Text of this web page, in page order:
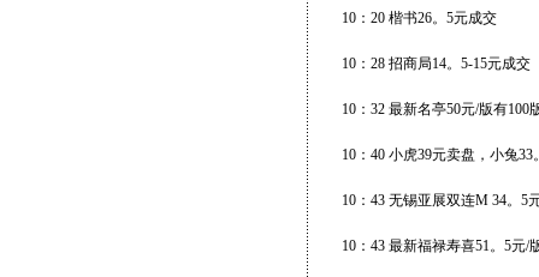
10：20 楷书26。5元成交
10：28 招商局14。5-15元成交
10：32 最新名亭50元/版有100
10：40 小虎39元卖盘，小兔
10：43 无锡亚展双连M 34。5
10：43 最新福禄寿喜51。5元/